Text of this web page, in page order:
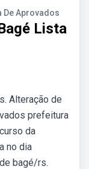
De Aprovados
Lista
Alteração de
prefeitura
da
no dia
bagé/rs.